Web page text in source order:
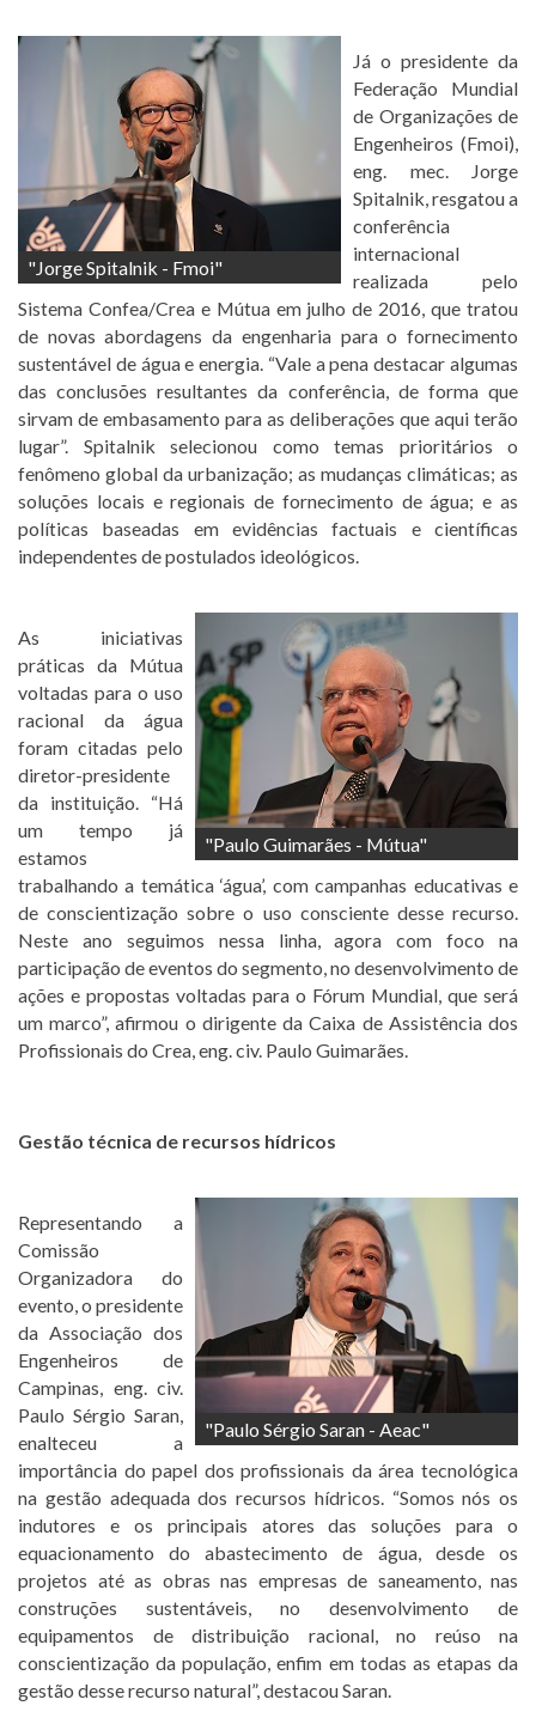
"Jorge Spitalnik - Fmoi"
Já o presidente da
Federação Mundial
de Organizações de
Engenheiros (Fmoi),
eng. mec. Jorge
Spitalnik, resgatou a
conferência
internacional
realizada pelo
Sistema Confea/Crea e Mútua em julho de 2016, que tratou
de novas abordagens da engenharia para o fornecimento
sustentável de água e energia. “Vale a pena destacar algumas
das conclusões resultantes da conferência, de forma que
sirvam de embasamento para as deliberações que aqui terão
lugar”. Spitalnik selecionou como temas prioritários o
fenômeno global da urbanização; as mudanças climáticas; as
soluções locais e regionais de fornecimento de água; e as
políticas baseadas em evidências factuais e científicas
independentes de postulados ideológicos.
"Paulo Guimarães - Mútua"
As iniciativas
práticas da Mútua
voltadas para o uso
racional da água
foram citadas pelo
diretor-presidente
da instituição. “Há
um tempo já
estamos
trabalhando a temática ‘água’, com campanhas educativas e
de conscientização sobre o uso consciente desse recurso.
Neste ano seguimos nessa linha, agora com foco na
participação de eventos do segmento, no desenvolvimento de
ações e propostas voltadas para o Fórum Mundial, que será
um marco”, afirmou o dirigente da Caixa de Assistência dos
Profissionais do Crea, eng. civ. Paulo Guimarães.
Gestão técnica de recursos hídricos
"Paulo Sérgio Saran - Aeac"
Representando a
Comissão
Organizadora do
evento, o presidente
da Associação dos
Engenheiros de
Campinas, eng. civ.
Paulo Sérgio Saran,
enalteceu a
importância do papel dos profissionais da área tecnológica
na gestão adequada dos recursos hídricos. “Somos nós os
indutores e os principais atores das soluções para o
equacionamento do abastecimento de água, desde os
projetos até as obras nas empresas de saneamento, nas
construções sustentáveis, no desenvolvimento de
equipamentos de distribuição racional, no reúso na
conscientização da população, enfim em todas as etapas da
gestão desse recurso natural”, destacou Saran.